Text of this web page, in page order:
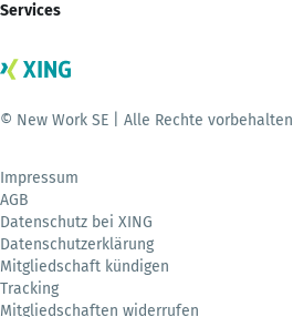
Services
© New Work SE | Alle Rechte vorbehalten
Impressum
AGB
Datenschutz bei XING
Datenschutzerklärung
Mitgliedschaft kündigen
Tracking
Mitgliedschaften widerrufen